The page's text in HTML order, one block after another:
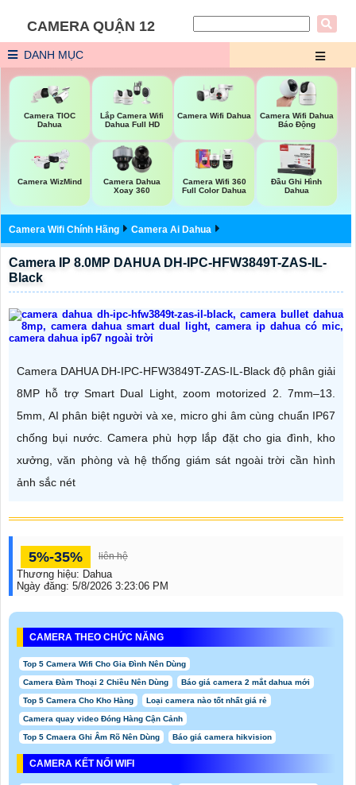
CAMERA QUẬN 12
DANH MỤC
Camera TIOC
Dahua
Lắp Camera Wifi
Dahua Full HD
Camera Wifi Dahua
Camera Wifi Dahua
Báo Động
Camera WizMind
Camera Dahua
Xoay 360
Camera Wifi 360
Full Color Dahua
Đầu Ghi Hình
Dahua
Camera Wifi Chính Hãng Camera Ai Dahua
Camera IP 8.0MP DAHUA DH-IPC-HFW3849T-ZAS-IL-
Black
Camera DAHUA DH-IPC-HFW3849T-ZAS-IL-Black độ phân giải
8MP hỗ trợ Smart Dual Light, zoom motorized 2. 7mm–13.
5mm, AI phân biệt người và xe, micro ghi âm cùng chuẩn IP67
chống bụi nước. Camera phù hợp lắp đặt cho gia đình, kho
xưởng, văn phòng và hệ thống giám sát ngoài trời cần hình
ảnh sắc nét
5%-35% liên hệ
Thương hiệu: Dahua
Ngày đăng: 5/8/2026 3:23:06 PM
CAMERA THEO CHỨC NĂNG
Top 5 Camera Wifi Cho Gia Đình Nên Dùng
Camera Đàm Thoại 2 Chiều Nên Dùng Báo giá camera 2 mắt dahua mới
Top 5 Camera Cho Kho Hàng Loại camera nào tốt nhất giá rẻ
Camera quay video Đóng Hàng Cận Cảnh
Top 5 Cmaera Ghi Âm Rõ Nên Dùng Báo giá camera hikvision
CAMERA KẾT NỐI WIFI